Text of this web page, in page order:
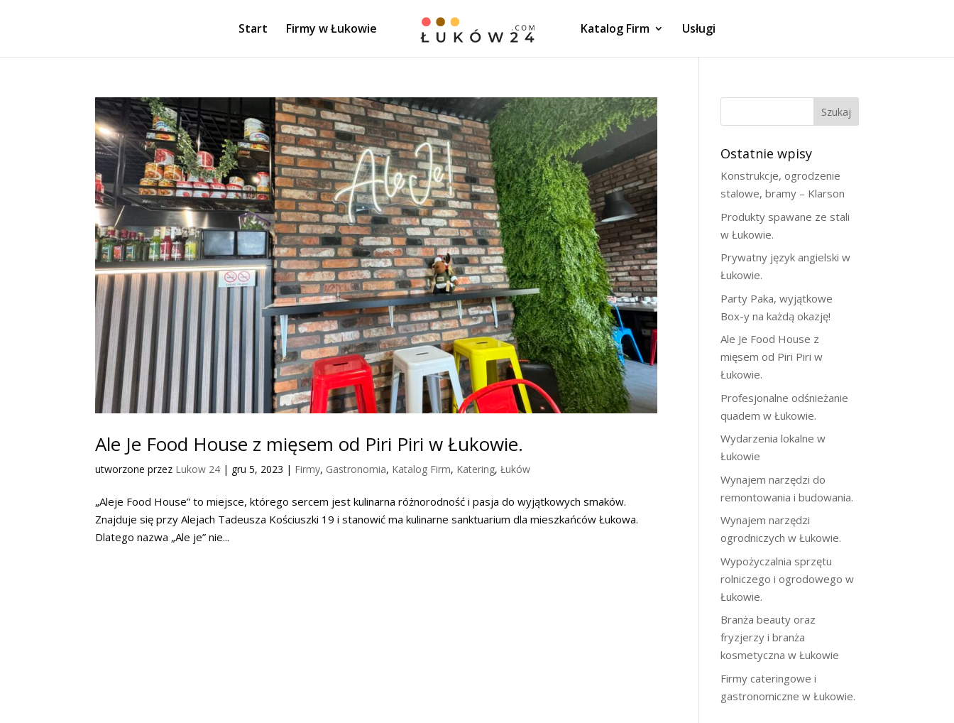
Start Firmy w Łukowie Katalog Firm Usługi
Ale Je Food House z mięsem od Piri Piri w Łukowie.
utworzone przez Lukow 24 | gru 5, 2023 | Firmy, Gastronomia, Katalog Firm, Katering,Łuków
„Aleje Food House” to miejsce, którego sercem jest kulinarna różnorodność i pasja do wyjątkowych smaków.
Znajduje się przy Alejach Tadeusza Kościuszki 19 i stanowić ma kulinarne sanktuarium dla mieszkańców Łukowa.
Dlatego nazwa „Ale je” nie...
Szukaj
Ostatnie wpisy
Konstrukcje, ogrodzenie
stalowe, bramy – Klarson
Produkty spawane ze stali
w Łukowie.
Prywatny język angielski w
Łukowie.
Party Paka, wyjątkowe
Box-y na każdą okazję!
Ale Je Food House z
mięsem od Piri Piri w
Łukowie.
Profesjonalne odśnieżanie
quadem w Łukowie.
Wydarzenia lokalne w
Łukowie
Wynajem narzędzi do
remontowania i budowania.
Wynajem narzędzi
ogrodniczych w Łukowie.
Wypożyczalnia sprzętu
rolniczego i ogrodowego w
Łukowie.
Branża beauty oraz
fryzjerzy i branża
kosmetyczna w Łukowie
Firmy cateringowe i
gastronomiczne w Łukowie.